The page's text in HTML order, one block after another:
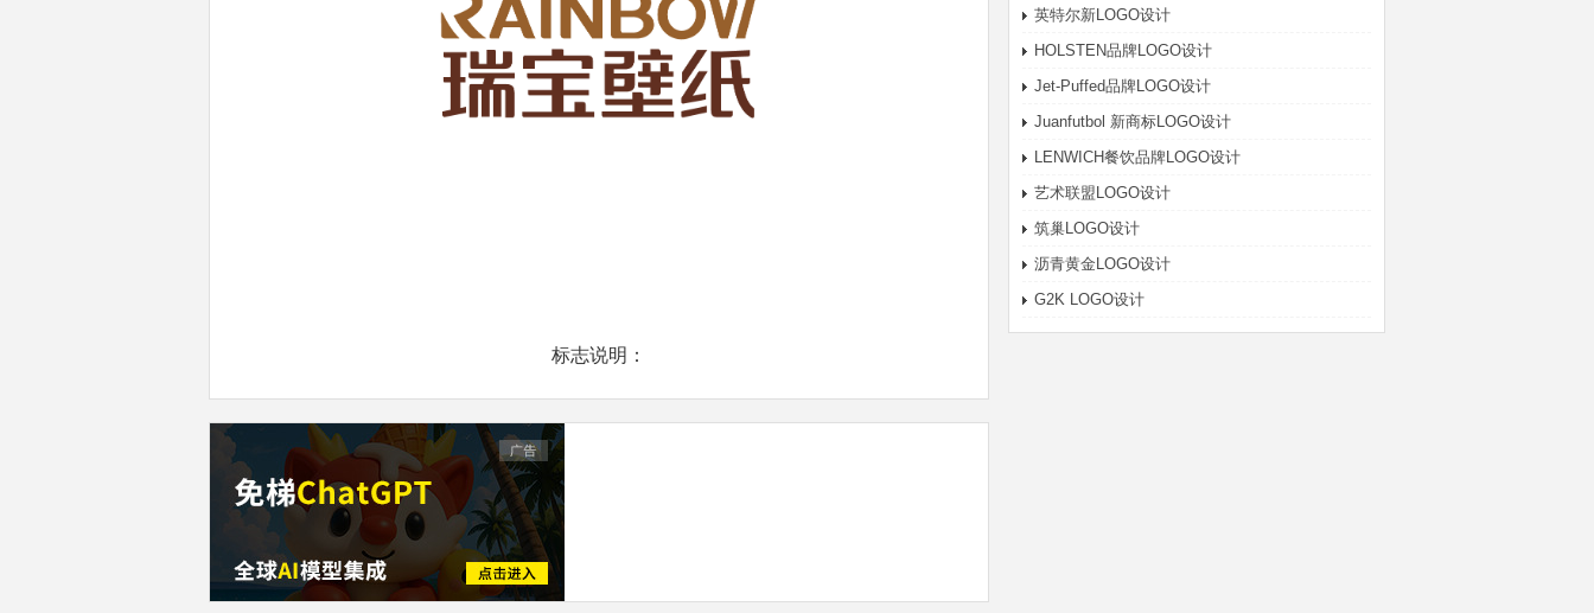
英特尔新LOGO设计
HOLSTEN品牌LOGO设计
Jet-Puffed品牌LOGO设计
Juanfutbol 新商标LOGO设计
LENWICH餐饮品牌LOGO设计
艺术联盟LOGO设计
筑巢LOGO设计
沥青黄金LOGO设计
G2K LOGO设计
标志说明：